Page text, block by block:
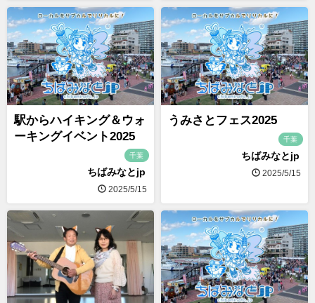
駅からハイキング＆ウォ
ーキングイベント2025
千葉
ちばみなとjp
2025/5/15
うみさとフェス2025
千葉
ちばみなとjp
2025/5/15